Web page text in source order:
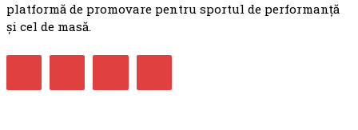
platformă de promovare pentru sportul de performanță
și cel de masă.